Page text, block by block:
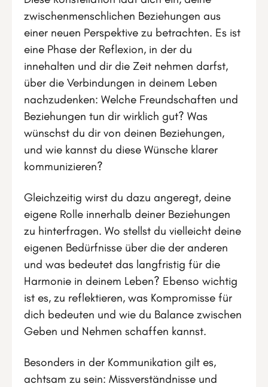
zwischenmenschlichen Beziehungen aus
einer neuen Perspektive zu betrachten. Es ist
eine Phase der Reflexion, in der du
innehalten und dir die Zeit nehmen darfst,
über die Verbindungen in deinem Leben
nachzudenken: Welche Freundschaften und
Beziehungen tun dir wirklich gut? Was
wünschst du dir von deinen Beziehungen,
und wie kannst du diese Wünsche klarer
kommunizieren?
Gleichzeitig wirst du dazu angeregt, deine
eigene Rolle innerhalb deiner Beziehungen
zu hinterfragen. Wo stellst du vielleicht deine
eigenen Bedürfnisse über die der anderen
und was bedeutet das langfristig für die
Harmonie in deinem Leben? Ebenso wichtig
ist es, zu reflektieren, was Kompromisse für
dich bedeuten und wie du Balance zwischen
Geben und Nehmen schaffen kannst.
Besonders in der Kommunikation gilt es,
achtsam zu sein: Missverständnisse und